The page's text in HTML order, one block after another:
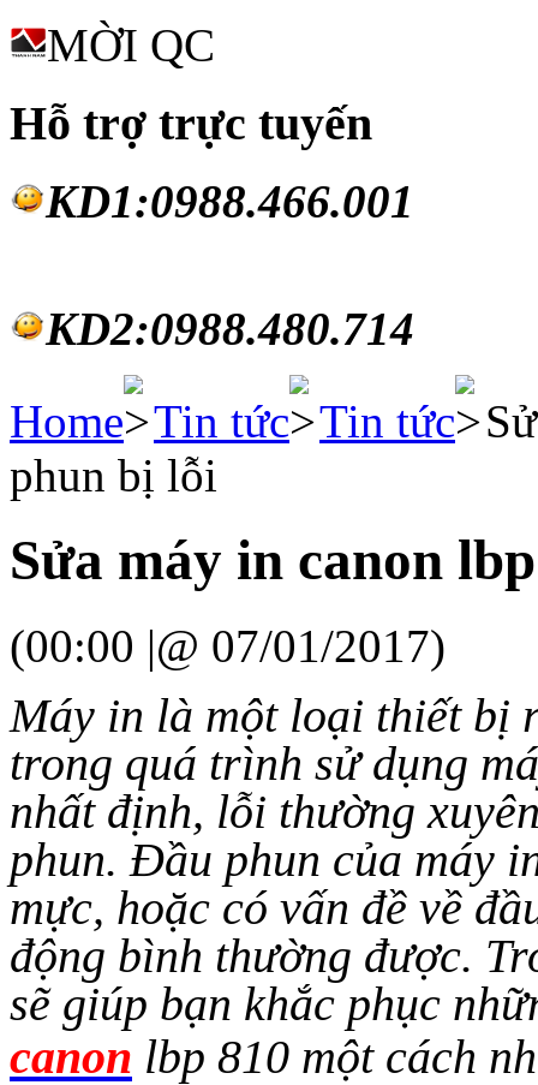
MỜI QC
Hỗ trợ trực tuyến
KD1:0988.466.001
KD2:0988.480.714
Home
Tin tức Tin tức
phun bị lỗi
Sửa máy in canon
(00:00 |@ 07/01/2017)
Máy in là một loại thiết bị
trong quá trình sử dụng
nhất định, lỗi thường
phun. Đầu phun của máy
mực, hoặc có vấn đề về
động bình thường được.
sẽ giúp bạn khắc phục
canon lbp 810 một cách